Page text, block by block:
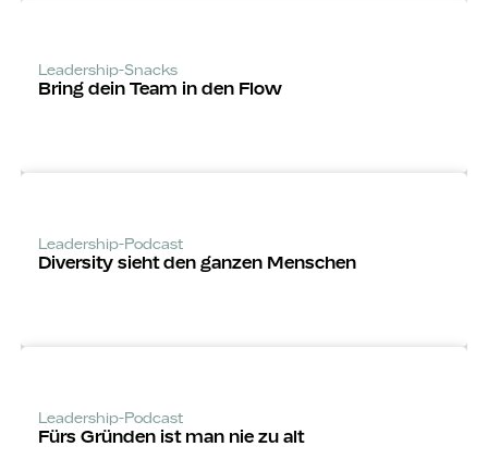
Leadership-Snacks
Bring dein Team in den Flow
Leadership-Podcast
Diversity sieht den ganzen Menschen
Leadership-Podcast
Fürs Gründen ist man nie zu alt